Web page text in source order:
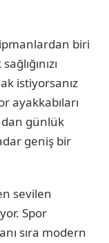
biri
istiyorsanız
ayakkabıları
günlük
geniş bir
sevilen
Spor
sıra modern